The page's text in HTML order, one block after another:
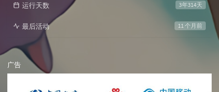
3年314天
运行天数
11 个月前
最后活动
广告